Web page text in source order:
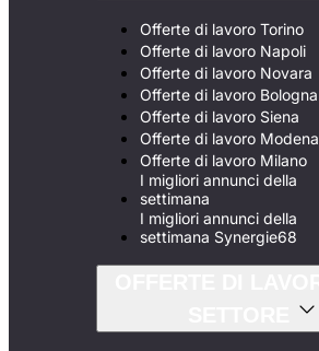
Offerte di lavoro Torino
Offerte di lavoro Napoli
Offerte di lavoro Novara
Offerte di lavoro Bologna
Offerte di lavoro Siena
Offerte di lavoro Modena
Offerte di lavoro Milano
I migliori annunci della
settimana
I migliori annunci della
settimana Synergie68